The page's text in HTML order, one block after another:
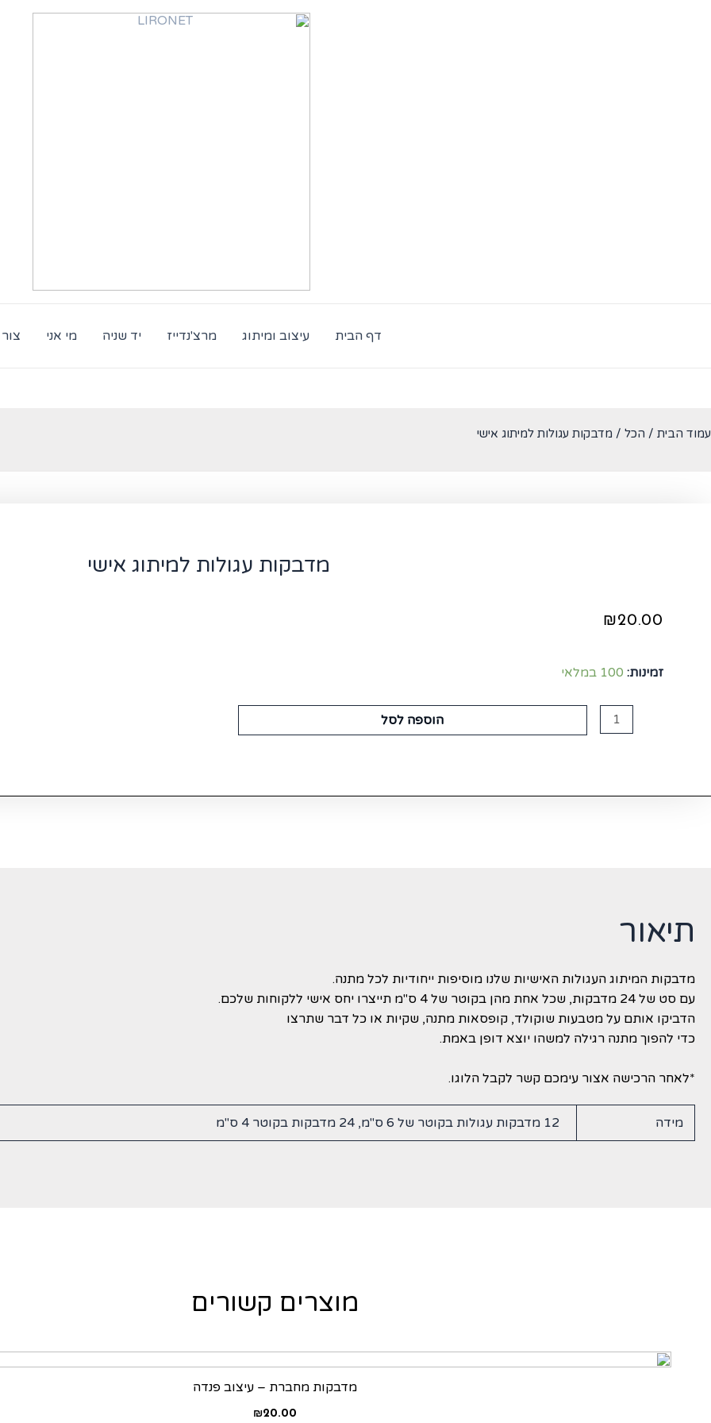
דף הבית עיצוב ומיתוג מרצ'נדייז יד שניה מי אני
עמוד הבית / הכל / מדבקות עגולות למיתוג אישי
מדבקות עגולות למיתוג אישי
₪20.00
זמינות: 100 במלאי
למיתוג
הוספה לסל
תיאור
מדבקות המיתוג העגולות האישיות שלנו מוסיפות ייחודיות לכל מתנה.
עם סט של 24 מדבקות, שכל אחת מהן בקוטר של 4 ס"מ תייצרו יחס אישי ללקוחות שלכם.
הדביקו אותם על מטבעות שוקולד, קופסאות מתנה, שקיות או כל דבר שתרצו
כדי להפוך מתנה רגילה למשהו יוצא דופן באמת.
*לאחר הרכישה אצור עימכם קשר לקבל הלוגו.
מידה 12 מדבקות עגולות בקוטר של 6 ס"מ, 24 מדבקות בקוטר 4 ס"מ
מוצרים קשורים
מדבקות מחברת – עיצוב פנדה
₪20.00